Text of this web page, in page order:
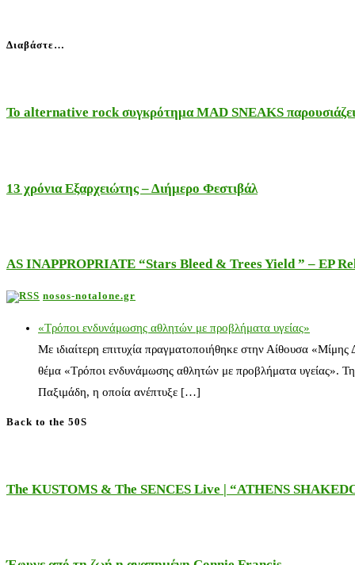
Διαβάστε…
Το alternative rock συγκρότημα MAD SNEAKS
13 χρόνια Εξαρχειώτης – Διήμερο Φεστιβάλ
AS INAPPROPRIATE “Stars Bleed & Trees Yield ” – EP
nosos-notalone.gr
«Τρόποι ενδυνάμωσης αθλητών με προβλήματα υγείας»
Με ιδιαίτερη επιτυχία πραγματοποιήθηκε στην Αίθουσα
θέμα «Τρόποι ενδυνάμωσης αθλητών με προβλήματα υγείας».
Παξιμάδη, η οποία ανέπτυξε […]
Back to the 50S
The KUSTOMS & The SENCES Live | “ATHENS